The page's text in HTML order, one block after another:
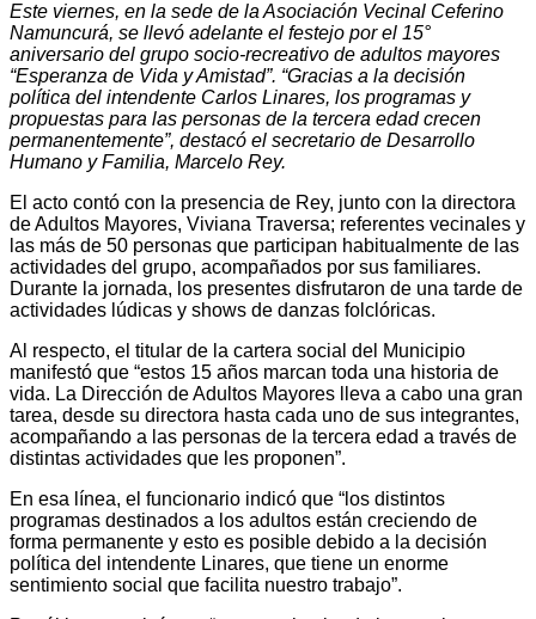
Este viernes, en la sede de la Asociación Vecinal Ceferino
Namuncurá, se llevó adelante el festejo por el 15°
aniversario del grupo socio-recreativo de adultos mayores
“Esperanza de Vida y Amistad”. “Gracias a la decisión
política del intendente Carlos Linares, los programas y
propuestas para las personas de la tercera edad crecen
permanentemente”, destacó el secretario de Desarrollo
Humano y Familia, Marcelo Rey.
El acto contó con la presencia de Rey, junto con la directora
de Adultos Mayores, Viviana Traversa; referentes vecinales y
las más de 50 personas que participan habitualmente de las
actividades del grupo, acompañados por sus familiares.
Durante la jornada, los presentes disfrutaron de una tarde de
actividades lúdicas y shows de danzas folclóricas.
Al respecto, el titular de la cartera social del Municipio
manifestó que “estos 15 años marcan toda una historia de
vida. La Dirección de Adultos Mayores lleva a cabo una gran
tarea, desde su directora hasta cada uno de sus integrantes,
acompañando a las personas de la tercera edad a través de
distintas actividades que les proponen”.
En esa línea, el funcionario indicó que “los distintos
programas destinados a los adultos están creciendo de
forma permanente y esto es posible debido a la decisión
política del intendente Linares, que tiene un enorme
sentimiento social que facilita nuestro trabajo”.